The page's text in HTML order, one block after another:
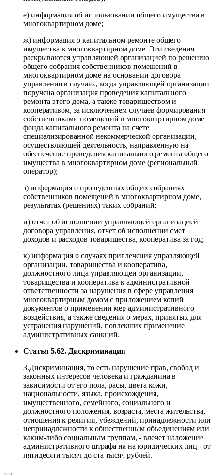
е) информация об использовании общего имущества в
многоквартирном доме;
ж) информация о капитальном ремонте общего
имущества в многоквартирном доме. Эти сведения
раскрываются управляющей организацией по решению
общего собрания собственников помещений в
многоквартирном доме на основании договора
управления в случаях, когда управляющей организации
поручена организация проведения капитального
ремонта этого дома, а также товариществом и
кооперативом, за исключением случаев формирования
собственниками помещений в многоквартирном доме
фонда капитального ремонта на счете
специализированной некоммерческой организации,
осуществляющей деятельность, направленную на
обеспечение проведения капитального ремонта общего
имущества в многоквартирном доме (региональный
оператор);
з) информация о проведенных общих собраниях
собственников помещений в многоквартирном доме,
результатах (решениях) таких собраний;
и) отчет об исполнении управляющей организацией
договора управления, отчет об исполнении смет
доходов и расходов товарищества, кооператива за год;
к) информация о случаях привлечения управляющей
организации, товарищества и кооператива,
должностного лица управляющей организации,
товарищества и кооператива к административной
ответственности за нарушения в сфере управления
многоквартирным домом с приложением копий
документов о применении мер административного
воздействия, а также сведения о мерах, принятых для
устранения нарушений, повлекших применение
административных санкций.
Статья 5.62. Дискриминация
3.Дискриминация, то есть нарушение прав, свобод и
законных интересов человека и гражданина в
зависимости от его пола, расы, цвета кожи,
национальности, языка, происхождения,
имущественного, семейного, социального и
должностного положения, возраста, места жительства,
отношения к религии, убеждений, принадлежности или
непринадлежности к общественным объединениям или
каким-либо социальным группам, - влечет наложение
административного штрафа на на юридических лиц - от
пятидесяти тысяч до ста тысяч рублей.